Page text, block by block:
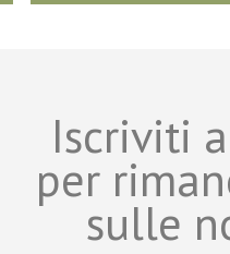
Iscriviti
per
sulle